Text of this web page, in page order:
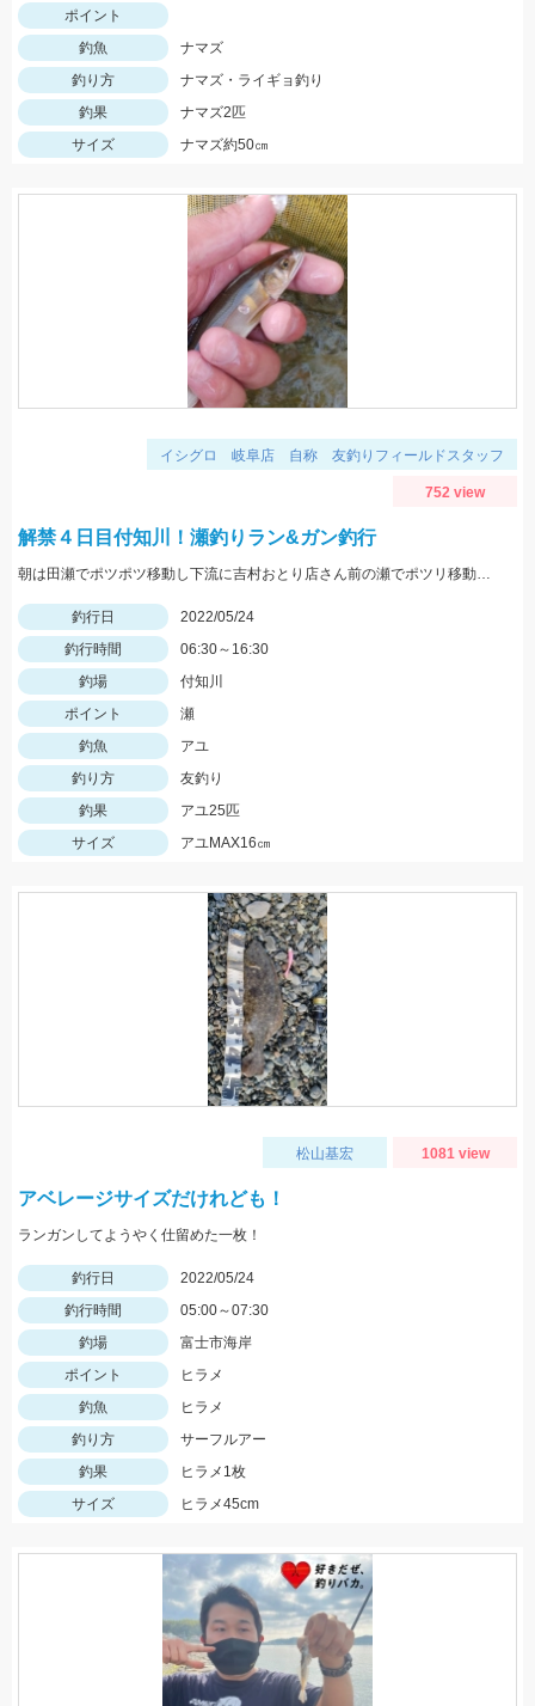
ポイント
釣魚
ナマズ
釣り方
ナマズ・ライギョ釣り
釣果
ナマズ2匹
サイズ
ナマズ約50㎝
イシグロ 岐阜店 自称 友釣りフィールドスタッフ
752 view
解禁４日目付知川！瀬釣りラン&ガン釣行
朝は田瀬でポツポツ移動し下流に吉村おとり店さん前の瀬でポツリ移動し上流いなりはし下流の瀬の中でポツポツσ(^_^;)
釣行日
2022/05/24
釣行時間
06:30～16:30
釣場
付知川
ポイント
瀬
釣魚
アユ
釣り方
友釣り
釣果
アユ25匹
サイズ
アユMAX16㎝
松山基宏 1081 view
アベレージサイズだけれども！
ランガンしてようやく仕留めた一枚！
釣行日
2022/05/24
釣行時間
05:00～07:30
釣場
富士市海岸
ポイント
ヒラメ
釣魚
ヒラメ
釣り方
サーフルアー
釣果
ヒラメ1枚
サイズ
ヒラメ45cm